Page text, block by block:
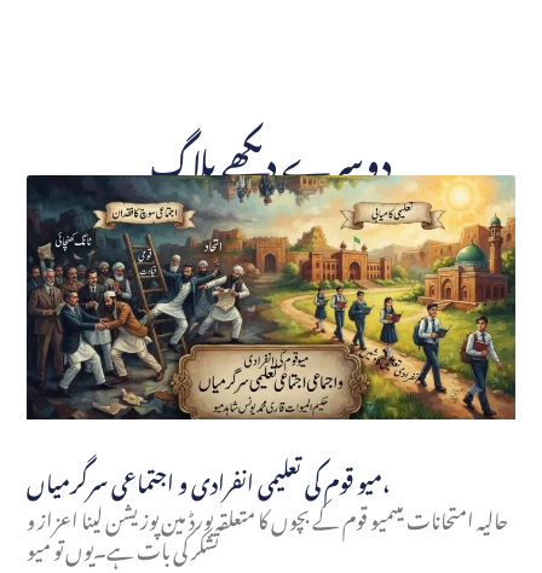
دوسرے دیکھے بلاگ
میو قوم کی تعلیمی انفرادی و اجتماعی سرگرمیاں،
حالیہ امتحانات میںمیو قوم کے بچوں کا متعلقہ بورڈ مین پوزیشن لینا اعزاز و
تشکر کی بات ہے۔یوں تو میو